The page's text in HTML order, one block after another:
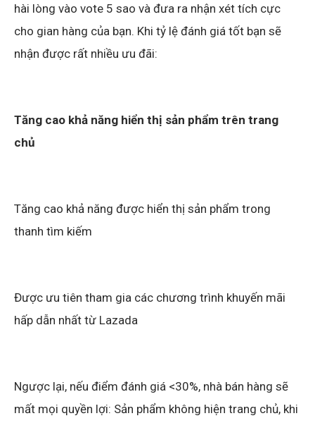
hài lòng vào vote 5 sao và đưa ra nhận xét tích cực
cho gian hàng của bạn. Khi tỷ lệ đánh giá tốt bạn sẽ
nhận được rất nhiều ưu đãi:
Tăng cao khả năng hiển thị sản phẩm trên trang
chủ
Tăng cao khả năng được hiển thị sản phẩm trong
thanh tìm kiếm
Được ưu tiên tham gia các chương trình khuyến mãi
hấp dẫn nhất từ Lazada
Ngược lại, nếu điểm đánh giá <30%, nhà bán hàng sẽ
mất mọi quyền lợi: Sản phẩm không hiện trang chủ, khi